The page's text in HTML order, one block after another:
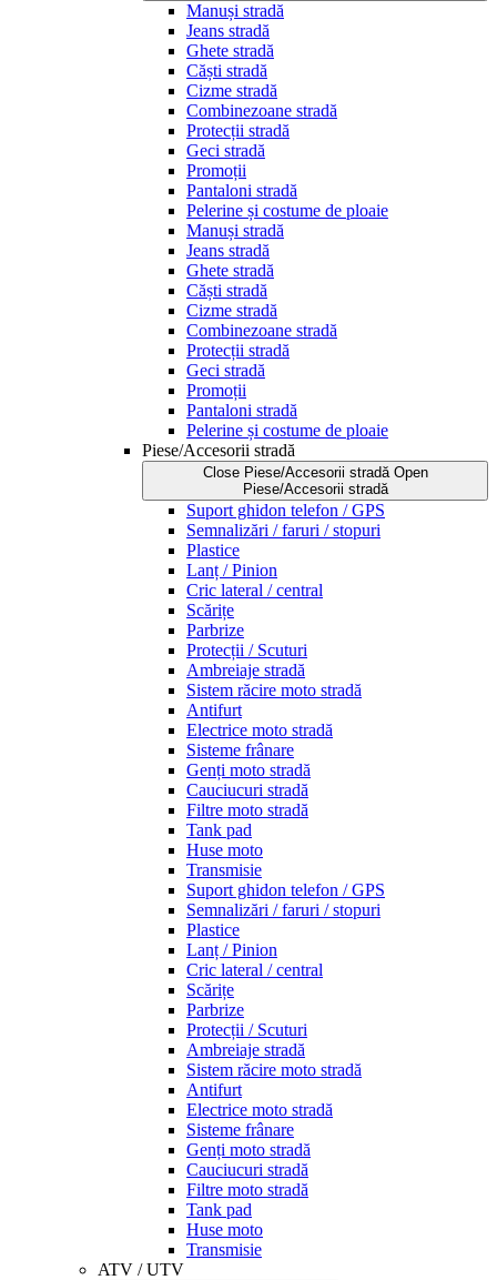
Manuși stradă
Jeans stradă
Ghete stradă
Căști stradă
Cizme stradă
Combinezoane stradă
Protecții stradă
Geci stradă
Promoții
Pantaloni stradă
Pelerine și costume de ploaie
Manuși stradă
Jeans stradă
Ghete stradă
Căști stradă
Cizme stradă
Combinezoane stradă
Protecții stradă
Geci stradă
Promoții
Pantaloni stradă
Pelerine și costume de ploaie
Piese/Accesorii stradă
Close Piese/Accesorii stradă Open
Piese/Accesorii stradă
Suport ghidon telefon / GPS
Semnalizări / faruri / stopuri
Plastice
Lanț / Pinion
Cric lateral / central
Scărițe
Parbrize
Protecții / Scuturi
Ambreiaje stradă
Sistem răcire moto stradă
Antifurt
Electrice moto stradă
Sisteme frânare
Genți moto stradă
Cauciucuri stradă
Filtre moto stradă
Tank pad
Huse moto
Transmisie
Suport ghidon telefon / GPS
Semnalizări / faruri / stopuri
Plastice
Lanț / Pinion
Cric lateral / central
Scărițe
Parbrize
Protecții / Scuturi
Ambreiaje stradă
Sistem răcire moto stradă
Antifurt
Electrice moto stradă
Sisteme frânare
Genți moto stradă
Cauciucuri stradă
Filtre moto stradă
Tank pad
Huse moto
Transmisie
ATV / UTV